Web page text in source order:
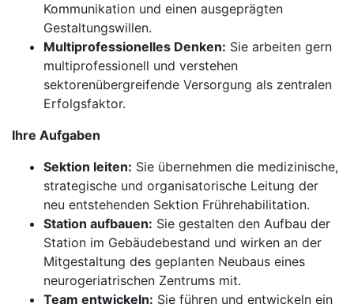
Kommunikation und einen ausgeprägten
Gestaltungswillen.
Multiprofessionelles Denken: Sie arbeiten gern
multiprofessionell und verstehen
sektorenübergreifende Versorgung als zentralen
Erfolgsfaktor.
Ihre Aufgaben
Sektion leiten: Sie übernehmen die medizinische,
strategische und organisatorische Leitung der
neu entstehenden Sektion Frührehabilitation.
Station aufbauen: Sie gestalten den Aufbau der
Station im Gebäudebestand und wirken an der
Mitgestaltung des geplanten Neubaus eines
neurogeriatrischen Zentrums mit.
Team entwickeln: Sie führen und entwickeln ein